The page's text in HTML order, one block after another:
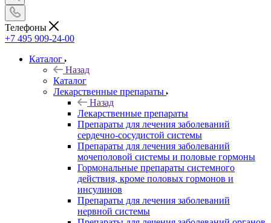
Телефоны
+7 495 909-24-00
Каталог
Назад
Каталог
Лекарственные препараты
Назад
Лекарственные препараты
Препараты для лечения заболеваний
сердечно-сосудистой системы
Препараты для лечения заболеваний
мочеполовой системы и половые гормоны
Гормональные препараты системного
действия, кроме половых гормонов и
инсулинов
Препараты для лечения заболеваний
нервной системы